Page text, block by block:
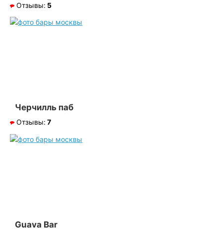
Отзывы: 5
Черчилль паб
Отзывы: 7
Guava Bar